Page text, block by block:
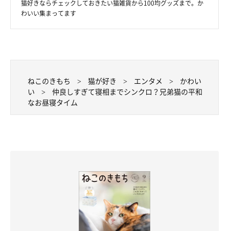
猫好きならチェックしておきたい猫雑貨から100均グッズまで。か
わいい集まってます
ねこのきもち 猫が好き エンタメ
かわい
い
仲良しすぎて寝相までシンクロ？兄弟猫の平和
なお昼寝タイム